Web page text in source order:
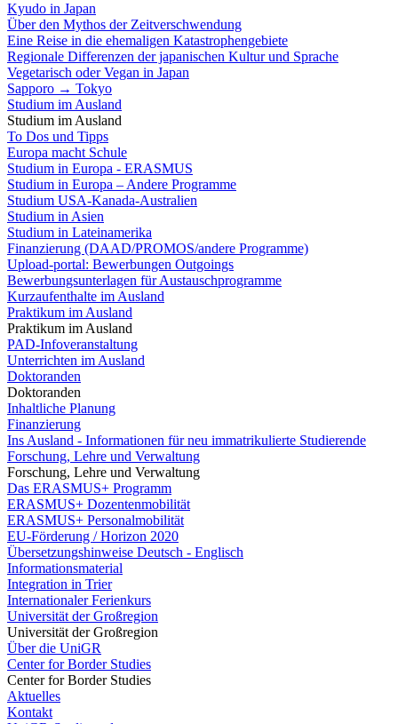
Kyudo in Japan
Über den Mythos der Zeitverschwendung
Eine Reise in die ehemaligen Katastrophengebiete
Regionale Differenzen der japanischen Kultur und Sprache
Vegetarisch oder Vegan in Japan
Sapporo → Tokyo
Studium im Ausland
Studium im Ausland
To Dos und Tipps
Europa macht Schule
Studium in Europa - ERASMUS
Studium in Europa – Andere Programme
Studium USA-Kanada-Australien
Studium in Asien
Studium in Lateinamerika
Finanzierung (DAAD/PROMOS/andere Programme)
Upload-portal: Bewerbungen Outgoings
Bewerbungsunterlagen für Austauschprogramme
Kurzaufenthalte im Ausland
Praktikum im Ausland
Praktikum im Ausland
PAD-Infoveranstaltung
Unterrichten im Ausland
Doktoranden
Doktoranden
Inhaltliche Planung
Finanzierung
Ins Ausland - Informationen für neu immatrikulierte Studierende
Forschung, Lehre und Verwaltung
Forschung, Lehre und Verwaltung
Das ERASMUS+ Programm
ERASMUS+ Dozentenmobilität
ERASMUS+ Personalmobilität
EU-Förderung / Horizon 2020
Übersetzungshinweise Deutsch - Englisch
Informationsmaterial
Integration in Trier
Internationaler Ferienkurs
Universität der Großregion
Universität der Großregion
Über die UniGR
Center for Border Studies
Center for Border Studies
Aktuelles
Kontakt